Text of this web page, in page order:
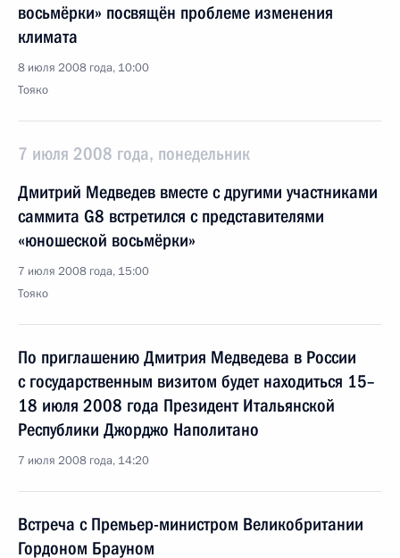
восьмёрки» посвящён проблеме изменения
климата
8 июля 2008 года, 10:00
Тояко
7 июля 2008 года, понедельник
Дмитрий Медведев вместе с другими участниками
саммита G8 встретился с представителями
«юношеской восьмёрки»
7 июля 2008 года, 15:00
Тояко
По приглашению Дмитрия Медведева в России
с государственным визитом будет находиться 15–
18 июля 2008 года Президент Итальянской
Республики Джорджо Наполитано
7 июля 2008 года, 14:20
Встреча с Премьер-министром Великобритании
Гордоном Брауном